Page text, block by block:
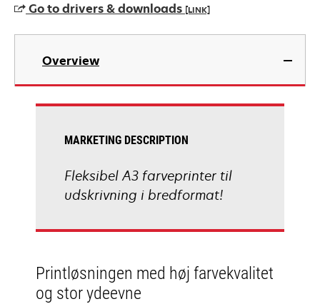
Go to drivers & downloads [LINK]
opens
new
Overview
MARKETING DESCRIPTION
Fleksibel A3 farveprinter til
udskrivning i bredformat!
Printløsningen med høj farvekvalitet
og stor ydeevne